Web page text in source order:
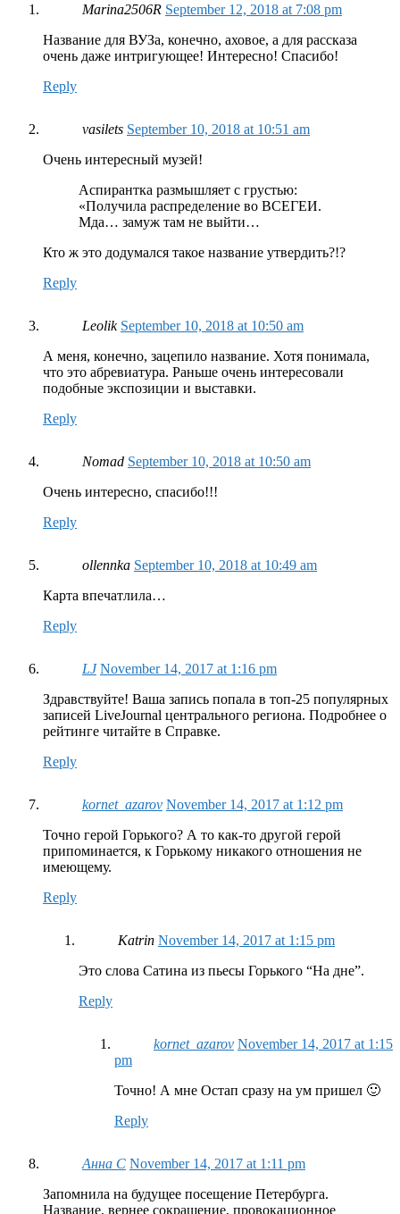
Marina2506R September 12, 2018 at 7:08 pm
Название для ВУЗа, конечно, аховое, а для рассказа
очень даже интригующее! Интересно! Спасибо!
Reply
vasilets September 10, 2018 at 10:51 am
Очень интересный музей!
Аспирантка размышляет с грустью:
«Получила распределение во ВСЕГЕИ.
Мда… замуж там не выйти…
Кто ж это додумался такое название утвердить?!?
Reply
Leolik September 10, 2018 at 10:50 am
А меня, конечно, зацепило название. Хотя понимала,
что это абревиатура. Раньше очень интересовали
подобные экспозиции и выставки.
Reply
Nomad September 10, 2018 at 10:50 am
Очень интересно, спасибо!!!
Reply
ollennka September 10, 2018 at 10:49 am
Карта впечатлила…
Reply
LJ November 14, 2017 at 1:16 pm
Здравствуйте! Ваша запись попала в топ-25 популярных
записей LiveJournal центрального региона. Подробнее о
рейтинге читайте в Справке.
Reply
kornet_azarov November 14, 2017 at 1:12 pm
Точно герой Горького? А то как-то другой герой
припоминается, к Горькому никакого отношения не
имеющему.
Reply
Katrin November 14, 2017 at 1:15 pm
Это слова Сатина из пьесы Горького “На дне”.
Reply
kornet_azarov November 14, 2017 at 1:15
pm
Точно! А мне Остап сразу на ум пришел 🙂
Reply
Анна С November 14, 2017 at 1:11 pm
Запомнила на будущее посещение Петербурга.
Название, вернее сокращение, провокационное